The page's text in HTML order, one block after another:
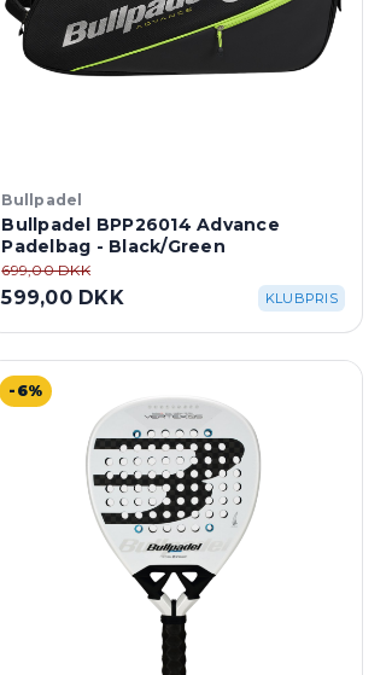
Bullpadel
Bullpadel BPP26014 Advance
Padelbag - Black/Green
699,00 DKK
599,00 DKK KLUBPRIS
-6%